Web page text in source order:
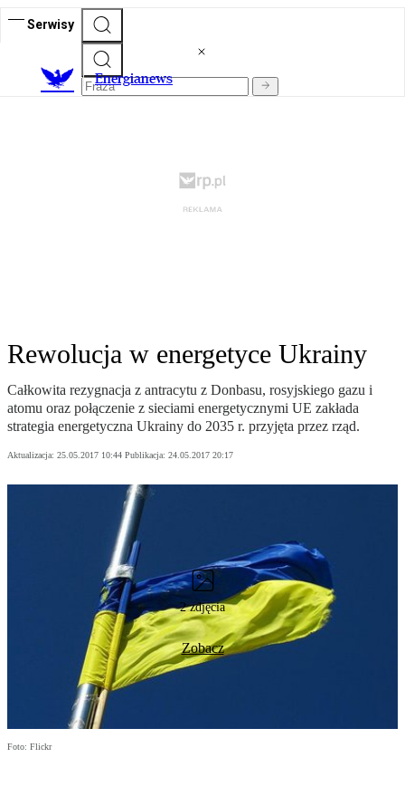
Serwisy
Energianews
Rewolucja w energetyce Ukrainy
Całkowita rezygnacja z antracytu z Donbasu, rosyjskiego gazu i
atomu oraz połączenie z sieciami energetycznymi UE zakłada
strategia energetyczna Ukrainy do 2035 r. przyjęta przez rząd.
Aktualizacja: 25.05.2017 10:44 Publikacja: 24.05.2017 20:17
2 zdjęcia
Zobacz
Foto: Flickr